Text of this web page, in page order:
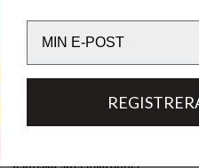
Hållbarhetsegenskaper
Tekniska specifikationer